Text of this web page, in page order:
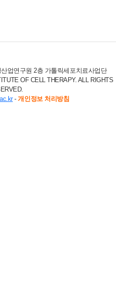
업연구원 2층 가톨릭세포치료사업단
OF CELL THERAPY. ALL RIGHTS
-개인정보 처리방침